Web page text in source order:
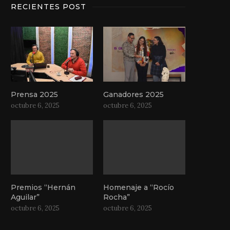
RECIENTES POST
Prensa 2025
octubre 6, 2025
Ganadores 2025
octubre 6, 2025
Premios “Hernán
Aguilar”
octubre 6, 2025
Homenaje a “Rocío
Rocha”
octubre 6, 2025